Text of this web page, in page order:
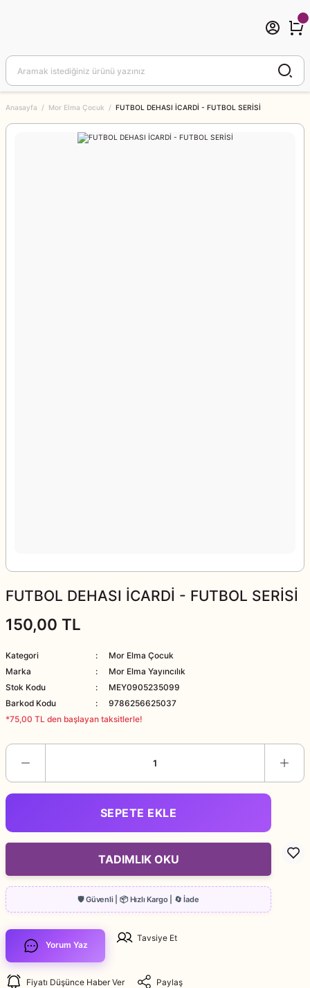
Anasayfa Mor Elma Çocuk FUTBOL DEHASI İCARDİ - FUTBOL SERİSİ
FUTBOL DEHASI İCARDİ - FUTBOL SERİSİ
150,00 TL
Kategori
Mor Elma Çocuk
Marka
Mor Elma Yayıncılık
Stok Kodu
MEY0905235099
Barkod Kodu
9786256625037
*75,00 TL den başlayan taksitlerle!
SEPETE EKLE
TADIMLIK OKU
Yorum Yaz
Tavsiye Et
Fiyatı Düşünce Haber Ver Paylaş